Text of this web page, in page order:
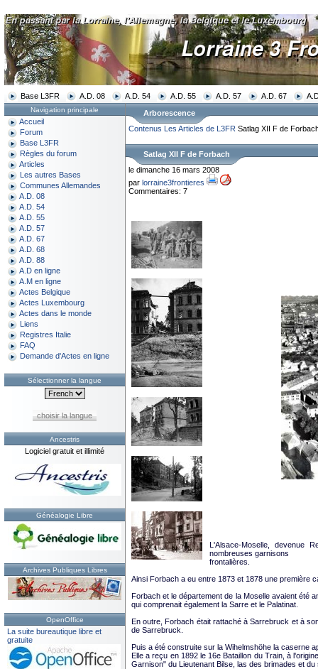
Base L3FR A.D. 08 A.D. 54 A.D. 55 A.D. 57 A.D. 67
Navigation principale
Accueil
Forum
Base L3FR
Règles du forum
Articles
Les autres Bases
Communes Allemandes
A.D. 08
A.D. 54
A.D. 55
A.D. 57
A.D. 67
A.D. 68
A.D. 88
A.D en ligne
A.M en ligne
Actes Belgique
Actes Luxembourg
Actes dans le monde
Liens
Registres Italie
FAQ
Demande d'Actes en ligne
Sélectionner la langue
choisir la langue
Ancestris
Logiciel gratuit et illimité
Généalogie Libre
Archives Publiques Libres
OpenOffice
La suite bureautique libre et
gratuite
Arborescence
Contenus Les Articles de L3FR Satlag XII F de
Satlag XII F de Forbach
le dimanche 16 mars 2008
par lorraine3frontieres
Commentaires: 7
L'Alsace-Moselle, devenue
nombreuses garnisons
frontalières.
Ainsi Forbach a eu entre 1873 et 1878 une première
Forbach et le département de la Moselle avaient été
qui comprenait également la Sarre et le Palatinat.
En outre, Forbach était rattaché à Sarrebruck et à
de Sarrebruck.
Puis a été construite sur la Wihelmshöhe la caserne
Elle a reçu en 1892 le 16e Bataillon du Train, à
Garnison" du Lieutenant Bilse, las des brimades et